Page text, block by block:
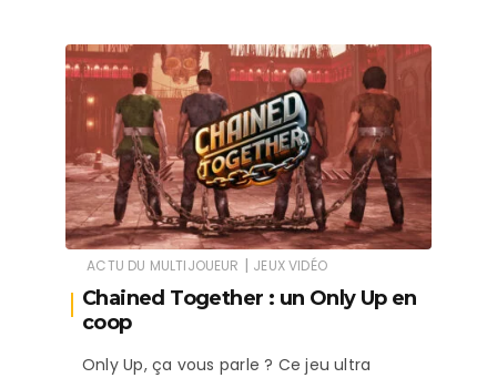
ACTU DU MULTIJOUEUR | JEUX VIDÉO
Chained Together : un Only Up en
coop
Only Up, ça vous parle ? Ce jeu ultra